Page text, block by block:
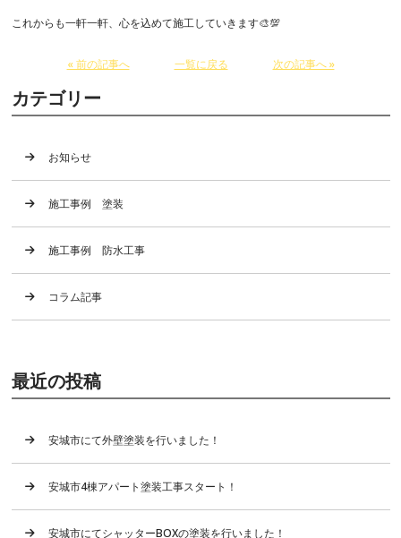
これからも一軒一軒、心を込めて施工していきます🎨💯
« 前の記事へ 一覧に戻る 次の記事へ »
カテゴリー
お知らせ
施工事例 塗装
施工事例 防水工事
コラム記事
最近の投稿
安城市にて外壁塗装を行いました！
安城市4棟アパート塗装工事スタート！
安城市にてシャッターBOXの塗装を行いました！